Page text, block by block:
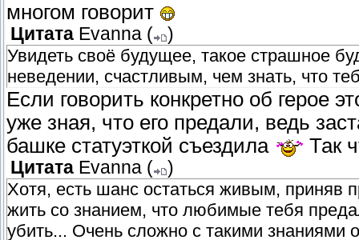
многом говорит
Цитата Evanna (
)
Увидеть своё будущее, такое страшное
неведении, счастливым, чем знать, что
Если говорить конкретно об герое
уже зная, что его предали, ведь
башке статуэткой съездила
Так
Цитата Evanna (
)
Хотя, есть шанс остаться живым, приняв
жить со знанием, что любимые тебя
убить... Очень сложно с такими знаниями